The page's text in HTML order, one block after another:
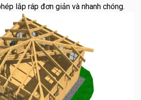
lắp ráp đơn giản và nhanh chóng.